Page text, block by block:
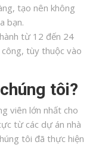
tạo nên không
bạn.
từ 12 đến 24
tùy thuộc vào
tôi?
viên lớn nhất cho
từ các dự án nhà
tôi đã thực hiện